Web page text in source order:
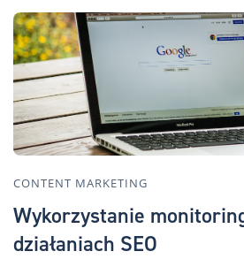
CONTENT MARKETING
Wykorzystanie
działaniach SEO